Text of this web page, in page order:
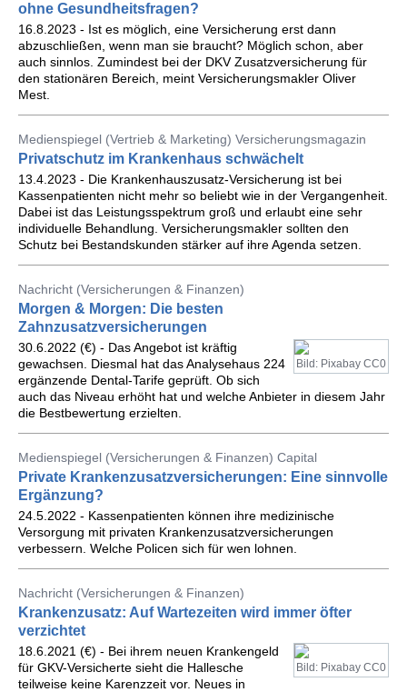
ohne Gesundheitsfragen?
16.8.2023 - Ist es möglich, eine Versicherung erst dann
abzuschließen, wenn man sie braucht? Möglich schon, aber
auch sinnlos. Zumindest bei der DKV Zusatzversicherung für
den stationären Bereich, meint Versicherungsmakler Oliver
Mest.
Medienspiegel (Vertrieb & Marketing) Versicherungsmagazin
Privatschutz im Krankenhaus schwächelt
13.4.2023 - Die Krankenhauszusatz-Versicherung ist bei
Kassenpatienten nicht mehr so beliebt wie in der Vergangenheit.
Dabei ist das Leistungsspektrum groß und erlaubt eine sehr
individuelle Behandlung. Versicherungsmakler sollten den
Schutz bei Bestandskunden stärker auf ihre Agenda setzen.
Nachricht (Versicherungen & Finanzen)
Morgen & Morgen: Die besten
Zahnzusatzversicherungen
Bild: Pixabay CC0
30.6.2022 (€) - Das Angebot ist kräftig
gewachsen. Diesmal hat das Analysehaus 224
ergänzende Dental-Tarife geprüft. Ob sich
auch das Niveau erhöht hat und welche Anbieter in diesem Jahr
die Bestbewertung erzielten.
Medienspiegel (Versicherungen & Finanzen) Capital
Private Krankenzusatzversicherungen: Eine sinnvolle
Ergänzung?
24.5.2022 - Kassenpatienten können ihre medizinische
Versorgung mit privaten Krankenzusatzversicherungen
verbessern. Welche Policen sich für wen lohnen.
Nachricht (Versicherungen & Finanzen)
Krankenzusatz: Auf Wartezeiten wird immer öfter
verzichtet
Bild: Pixabay CC0
18.6.2021 (€) - Bei ihrem neuen Krankengeld
für GKV-Versicherte sieht die Hallesche
teilweise keine Karenzzeit vor. Neues in